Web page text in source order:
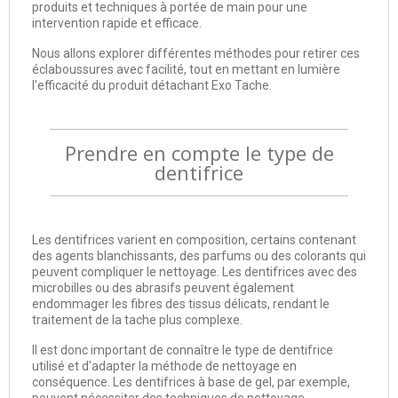
produits et techniques à portée de main pour une
intervention rapide et efficace.
Nous allons explorer différentes méthodes pour retirer ces
éclaboussures avec facilité, tout en mettant en lumière
l'efficacité du produit détachant Exo Tache.
Prendre en compte le type de
dentifrice
Les dentifrices varient en composition, certains contenant
des agents blanchissants, des parfums ou des colorants qui
peuvent compliquer le nettoyage. Les dentifrices avec des
microbilles ou des abrasifs peuvent également
endommager les fibres des tissus délicats, rendant le
traitement de la tache plus complexe.
Il est donc important de connaître le type de dentifrice
utilisé et d'adapter la méthode de nettoyage en
conséquence. Les dentifrices à base de gel, par exemple,